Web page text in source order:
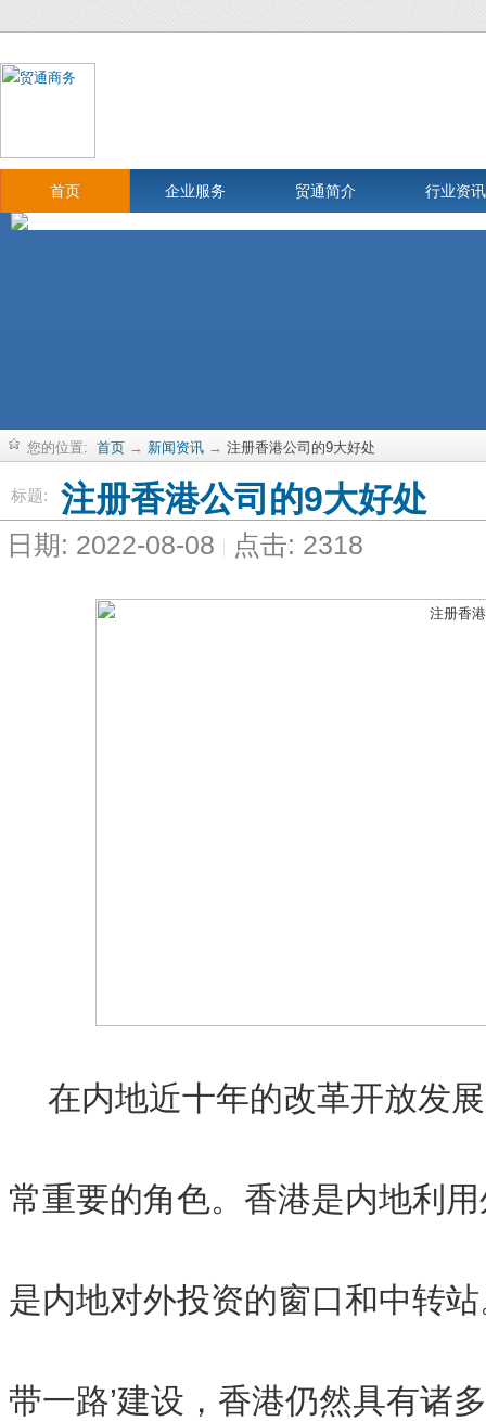
首页 企业服务 贸通简介 行业资讯
您的位置: 首页 → 新闻资讯 → 注册香港公司的9大好处
标题: 注册香港公司的9大好处
日期: 2022-08-08 点击: 2318
在内地近十年的改革开放发
常重要的角色。香港是内地利
是内地对外投资的窗口和中转
带一路’建设，香港仍然具有诸